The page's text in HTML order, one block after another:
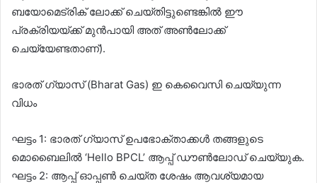
ബയോമെട്രിക് ലോക്ക് ചെയ്തിട്ടുണ്ടെങ്കിൽ ഈ
പ്രക്രിയയ്ക്ക് മുൻപായി അത് അൺലോക്ക്
ചെയ്യേണ്ടതാണ്).
ഭാരത് ഗ്യാസ് (Bharat Gas) ഇ കെവൈസി ചെയ്യുന്ന
വിധം
ഘട്ടം 1: ഭാരത് ഗ്യാസ് ഉപഭോക്താക്കൾ തങ്ങളുടെ
മൊബൈലിൽ ‘Hello BPCL’ ആപ്പ് ഡൗൺലോഡ് ചെയ്യുക.
ഘട്ടം 2: ആപ്പ് ഓപ്പൺ ചെയ്ത ശേഷം ആവശ്യമായ